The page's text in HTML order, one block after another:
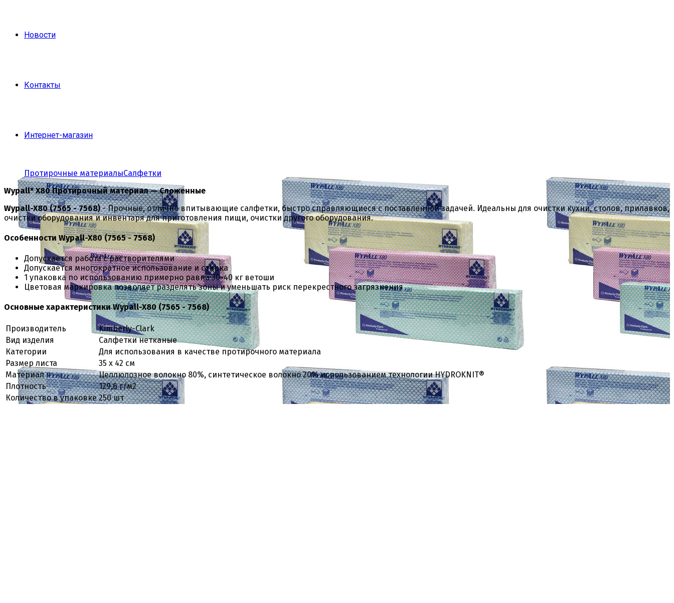
Новости
Контакты
Интернет-магазин
Протирочные материалыСалфетки
Wypall* X80 Протирочный материал — Сложенные
Wypall-X80 (7565 - 7568)- Прочные, отлично впитывающие салфетки, быстро справляющиеся с поставленной задачей. Идеальны для очистки кухни, столов, прилавков,
очистки оборудования и инвентаря для приготовления пищи, очистки другого оборудования.
Особенности Wypall-X80 (7565 - 7568)
Допускается работа с растворителями
Допускается многократное использование и стирка
1 упаковка по использованию примерно равна 30-40 кг ветоши
Цветовая маркировка позволяет разделять зоны и уменьшать риск перекрестного загрязнения
Основные характеристики Wypall-X80 (7565 - 7568)
Производитель
Kimberly-Clark
Вид изделия
Салфетки нетканые
Категории
Для использования в качестве протирочного материала
Размер листа
35 х 42 см
Материал
Целлюлозное волокно 80%, синтетическое волокно 20% использованием технологии HYDROKNIT®
Плотность
129,6 г/м2
Количество в упаковке 250 шт